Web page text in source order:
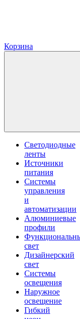
Корзина
Светодиодные
ленты
Источники
питания
Системы
управления
и
автоматизации
Алюминиевые
профили
свет
Дизайнерский
свет
Системы
освещения
Наружное
освещение
Гибкий